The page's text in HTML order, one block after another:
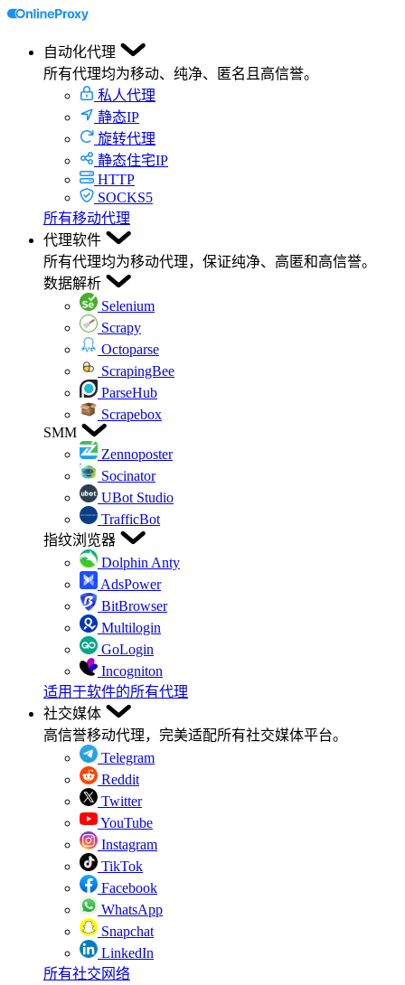
自动化代理
所有代理均为移动、纯净、匿名且高信誉。
私人代理
静态IP
旋转代理
静态住宅IP
HTTP
SOCKS5
所有移动代理
代理软件
所有代理均为移动代理，保证纯净、高匿和高信誉。
数据解析
Selenium
Scrapy
Octoparse
ScrapingBee
ParseHub
Scrapebox
SMM
Zennoposter
Socinator
UBot Studio
TrafficBot
指纹浏览器
Dolphin Anty
AdsPower
BitBrowser
Multilogin
GoLogin
Incogniton
适用于软件的所有代理
社交媒体
高信誉移动代理，完美适配所有社交媒体平台。
Telegram
Reddit
Twitter
YouTube
Instagram
TikTok
Facebook
WhatsApp
Snapchat
LinkedIn
所有社交网络